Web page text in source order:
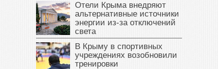
Отели Крыма внедряют
альтернативные источники
энергии из-за отключений
света
В Крыму в спортивных
учреждениях возобновили
тренировки